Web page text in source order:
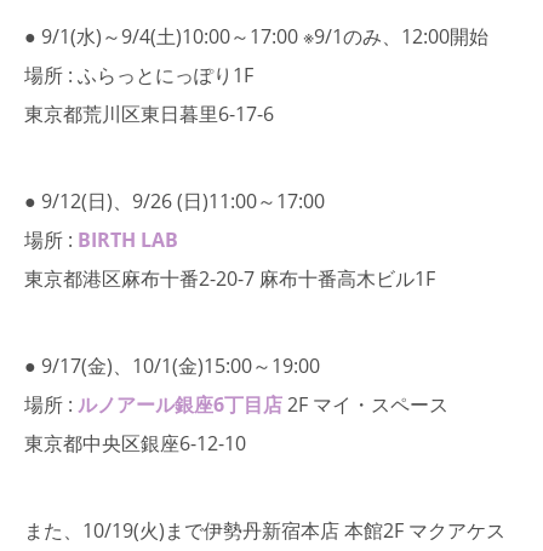
● 9/1(水)～9/4(土)10:00～17:00 ※9/1のみ、12:00開始
場所 : ふらっとにっぽり1F
東京都荒川区東日暮里6-17-6
● 9/12(日)、9/26 (日)11:00～17:00
場所 : BIRTH LAB
東京都港区麻布十番2-20-7 麻布十番高木ビル1F
● 9/17(金)、10/1(金)15:00～19:00
場所 : ルノアール銀座6丁目店2F マイ・スペース
東京都中央区銀座6-12-10
また、10/19(火)まで伊勢丹新宿本店 本館2F マクアケス